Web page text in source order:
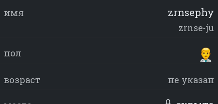
имя zrnsephy
zrnse-ju
пол
возраст не указан